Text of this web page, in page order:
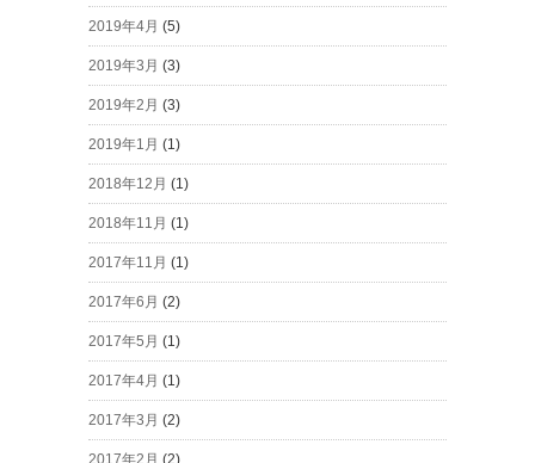
2019年4月 (5)
2019年3月 (3)
2019年2月 (3)
2019年1月 (1)
2018年12月 (1)
2018年11月 (1)
2017年11月 (1)
2017年6月 (2)
2017年5月 (1)
2017年4月 (1)
2017年3月 (2)
2017年2月 (2)